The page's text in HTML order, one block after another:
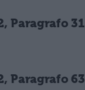
Paragrafo 31
Paragrafo 63